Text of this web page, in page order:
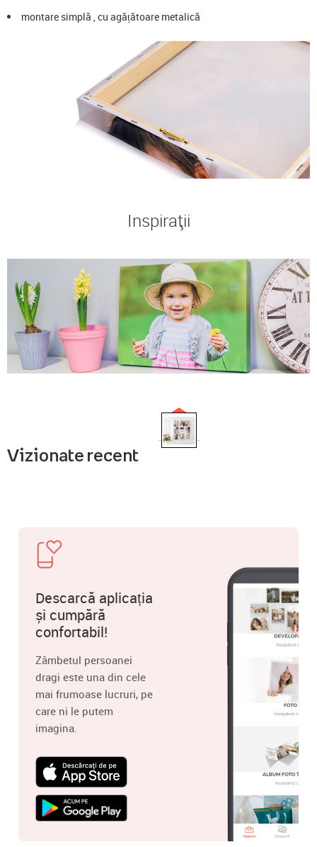
montare simplă , cu agățătoare metalică
Inspirații
Vizionate recent
Descarcă aplicația
și cumpără
confortabil!
Zâmbetul persoanei
dragi este una din cele
mai frumoase lucruri, pe
care ni le putem
imagina.